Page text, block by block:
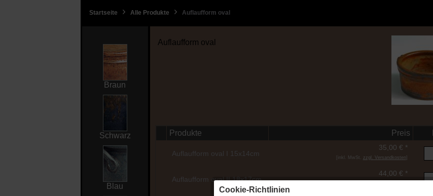
Startseite Alle Produkte Auflaufform oval
Braun
Schwarz
Blau
Auflaufform oval
Produkte Preis
Auflaufform oval I 15x14cm
35,00 € *
[inkl. MwSt. zzgl. Versandkosten
Auflaufform oval II 18x17cm
44,00 € *
Cookie-Richtlinien